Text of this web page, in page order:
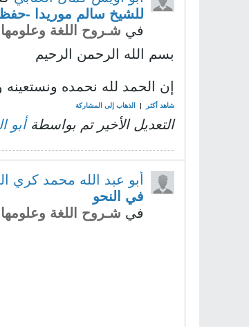
للشيخ سالم موريدا -
في شـروح اللغة وعلومها
بسم الله الرحمن الرحيم
إن الحمد لله نحمده
شاهد أكثر | الذهاب إلى المشاركة
التعديل الأخير تم بواسطةأبو
أبو عبد الله محمد كري
في النحو
في شـروح اللغة وعلومها